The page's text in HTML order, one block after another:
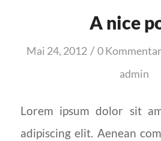
A nice
Mai 24, 2012 / 0
admin
Lorem ipsum dolor sit
adipiscing elit. Aenean